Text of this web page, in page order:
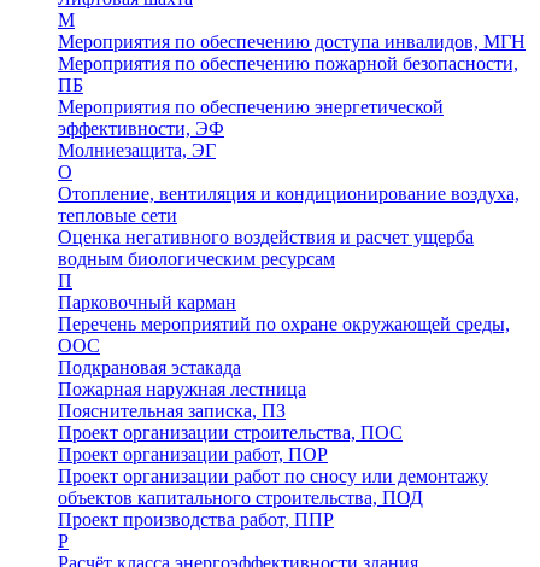
М
Мероприятия по обеспечению доступа инвалидов, МГН
Мероприятия по обеспечению пожарной безопасности,
ПБ
Мероприятия по обеспечению энергетической
эффективности, ЭФ
Молниезащита, ЭГ
О
Отопление, вентиляция и кондиционирование воздуха,
тепловые сети
Оценка негативного воздействия и расчет ущерба
водным биологическим ресурсам
П
Парковочный карман
Перечень мероприятий по охране окружающей среды,
ООС
Подкрановая эстакада
Пожарная наружная лестница
Пояснительная записка, ПЗ
Проект организации строительства, ПОС
Проект организации работ, ПОР
Проект организации работ по сносу или демонтажу
объектов капитального строительства, ПОД
Проект производства работ, ППР
Р
Расчёт класса энергоэффективности здания